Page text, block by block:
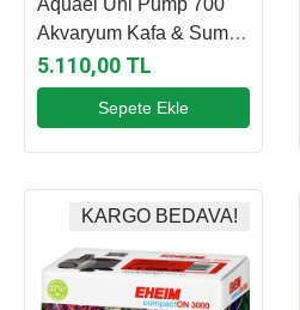
Akvaryum Kafa & Sump
Motoru
5.110,00 TL
Sepete Ekle
KARGO BEDAVA!